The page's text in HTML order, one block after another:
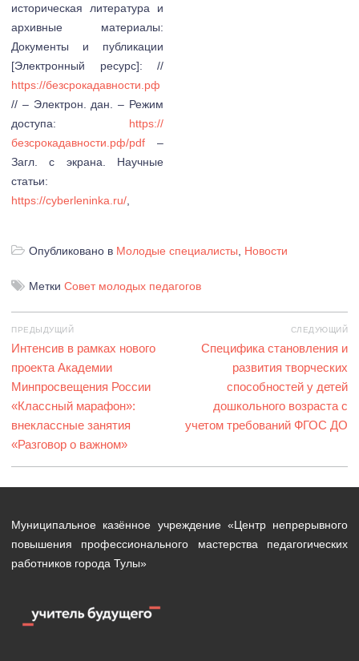
историческая литература и
архивные материалы:
Документы и публикации
[Электронный ресурс]: //
https://безсрокадавности.рф
// – Электрон. дан. – Режим
доступа: https://
безсрокадавности.рф/pdf –
Загл. с экрана. Научные
статьи:
https://cyberleninka.ru/
Опубликовано в Молодые специалисты, Новости
Метки Совет молодых педагогов
Навигация
по
записям
ПРЕДЫДУЩИЙ
Предыдущая
запись:
Интенсив в рамках нового
проекта Академии
Минпросвещения России
«Классный марафон»:
внеклассные занятия
«Разговор о важном»
СЛЕДУЮЩИЙ
Следующая
запись:
Специфика становления и
развития творческих
способностей у детей
дошкольного возраста с
учетом требований ФГОС ДО
Муниципальное казённое учреждение «Центр непрерывного
повышения профессионального мастерства педагогических
работников города Тулы»